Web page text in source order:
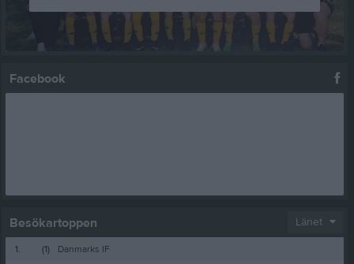
Facebook
Besökartoppen Länet
1. (1)
Danmarks IF